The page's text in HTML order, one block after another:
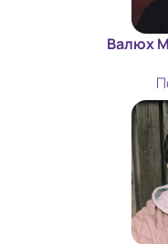
Валюх